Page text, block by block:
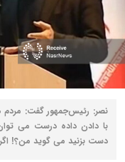
نصر: رئیس‌جمهور گفت:
با دادن داده درست می
دست بزنید می گوید من؟! اگر